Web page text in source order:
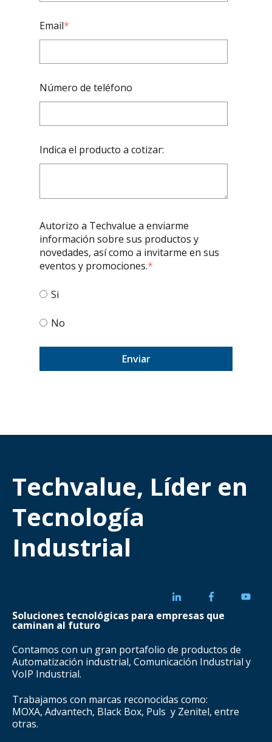
Email*
Número de teléfono
Indica el producto a cotizar:
Autorizo a Techvalue a enviarme
información sobre sus productos y
novedades, así como a invitarme en sus
eventos y promociones.*
Si
No
Techvalue, Líder en
Tecnología
Industrial
Soluciones tecnológicas para empresas que
caminan al futuro
Contamos con un gran portafolio de productos de
Automatización industrial, Comunicación Industrial y
VoIP Industrial.
Trabajamos con marcas reconocidas como:
MOXA, Advantech, Black Box, Puls y Zenitel, entre
otras.